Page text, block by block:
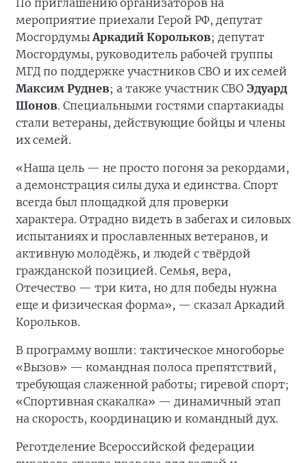
По приглашению организаторов на
мероприятие приехали Герой РФ, депутат
МосгордумыАркадий Корольков; депутат
Мосгордумы, руководитель рабочей группы
МГД по поддержке участников СВО и их семей
Максим Руднев; а также участник СВО Эдуард
Шонов. Специальными гостями спартакиады
стали ветераны, действующие бойцы и члены
их семей.
«Наша цель — не просто погоня за рекордами,
а демонстрация силы духа и единства. Спорт
всегда был площадкой для проверки
характера. Отрадно видеть в забегах и силовых
испытаниях и прославленных ветеранов, и
активную молодёжь, и людей с твёрдой
гражданской позицией. Семья, вера,
Отечество — три кита, но для победы нужна
еще и физическая форма», — сказал Аркадий
Корольков.
В программу вошли: тактическое многоборье
«Вызов» — командная полоса препятствий,
требующая слаженной работы; гиревой спорт;
«Спортивная скакалка» — динамичный этап
на скорость, координацию и командный дух.
Реготделение Всероссийской федерации